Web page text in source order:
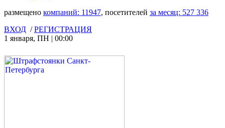
размещено компаний: 11947, посетителей за месяц: 527 336
ВХОД /РЕГИСТРАЦИЯ
1 января, ПН | 00:00